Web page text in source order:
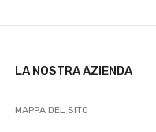
LA NOSTRA AZIENDA
MAPPA DEL SITO